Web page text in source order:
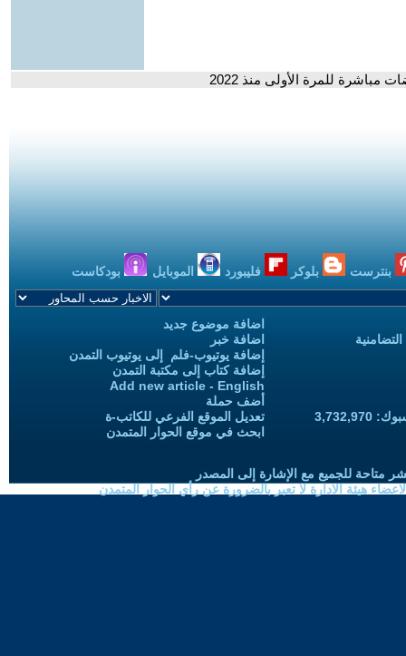
للمرة الأولى منذ 2022
بنترست بلوكر فليبورد الموبايل بودكاست
اضافة موضوع جديد
اضافة خبر
إضافة يوتيوب-فلم إلى يوتيوب التمدن
إضافة كتاب إلى مكتبة التمدن
Add new article - English
أضف حملة
تعديل الموقع الفرعي للكاتب-ة
ابحث في موقع الحوار المتمدن
متاحة للجميع مع الإشارة إلى المصدر
هيئة الادارة لا تعبر بالضرورة عن رأي الحوار المتمدن